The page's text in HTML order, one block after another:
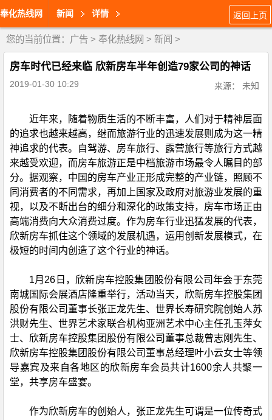
奉化热线网 新闻 详情 返回上页
您的当前位置： 广告 > 奉化热线网 > 新闻 >
房车时代已经来临 欣新房车半年创造79家公司的神话
2019-01-30 10:29 来源： 未知
近年来，随着物质生活的不断丰富，人们对于精神层面
的追求也越来越高，继而旅游行业的迅速发展则成为这一精
神追求的代表。自驾游、房车旅行、露营旅行等旅行方式越
来越受欢迎，而房车旅游正是中档旅游市场最令人瞩目的部
分。据观察，中国的房车产业正形成完整的产业链，照顾不
同消费者的不同需求，再加上国家及政府对旅游业发展的重
视，以及不断出台的细分和深化的政策支持，房车市场正由
高端消费向大众消费过度。作为房车行业迅猛发展的代表，
欣新房车抓住这个领域的发展机遇，运用创新发展模式，在
极短的时间内创造了这个行业的神话。
1月26日，欣新房车控股集团股份有限公司年会于东莞
南城国际会展酒店隆重举行，活动当天，欣新房车控股集团
股份有限公司董事长张正龙先生、世界长寿研究院创始人苏
洪财先生、世界艺术家联合机构亚洲艺术中心主任孔玉萍女
士、欣新房车控股集团股份有限公司董事总裁曾志刚先生、
欣新房车控股集团股份有限公司董事总经理叶小云女士等领
导嘉宾及来自各地区的欣新房车会员共计1600余人共聚一
堂，共享房车盛宴。
作为欣新房车的创始人，张正龙先生可谓是一位传奇式